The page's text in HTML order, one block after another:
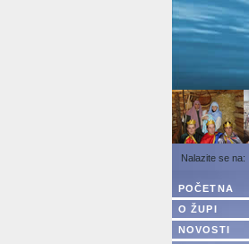
POČETNA
O ŽUPI
NOVOSTI